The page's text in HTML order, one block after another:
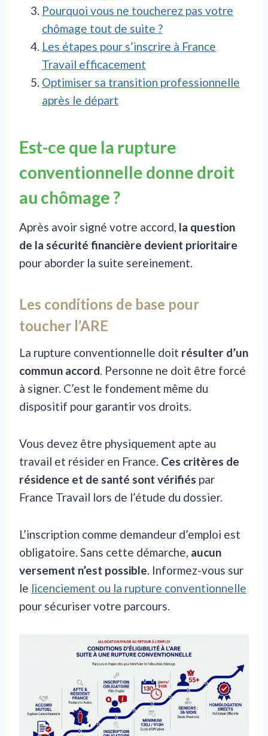
Pourquoi vous ne toucherez pas votre
chômage tout de suite ?
Les étapes pour s’inscrire à France
Travail efficacement
Optimiser sa transition professionnelle
après le départ
Est-ce que la rupture
conventionnelle donne droit
au chômage ?
Après avoir signé votre accord, la question
de la sécurité financière devient prioritaire
pour aborder la suite sereinement.
Les conditions de base pour
toucher l’ARE
La rupture conventionnelle doit résulter d’un
commun accord. Personne ne doit être forcé
à signer. C’est le fondement même du
dispositif pour garantir vos droits.
Vous devez être physiquement apte au
travail et résider en France. Ces critères de
résidence et de santé sont vérifiés par
France Travail lors de l’étude du dossier.
L’inscription comme demandeur d’emploi est
obligatoire. Sans cette démarche, aucun
versement n’est possible. Informez-vous sur
le licenciement ou la rupture conventionnelle
pour sécuriser votre parcours.